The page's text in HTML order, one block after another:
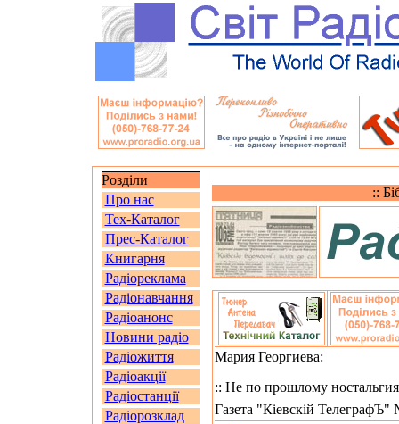
Розділи
Про нас
Тех-Каталог
Прес-Каталог
Книгарня
Радіореклама
Радіонавчання
Радіоанонс
Новини радіо
Радіожиття
Радіоакції
Радіостанції
Радіорозклад
::
Мария Георгиева:
:: Не по прошлому
Газета "Кіевскій